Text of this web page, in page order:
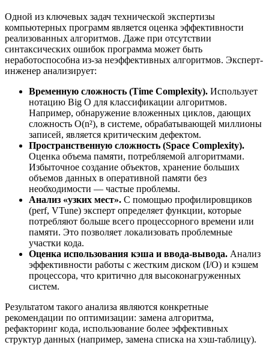
Одной из ключевых задач технической экспертизы
компьютерных программ является оценка эффективности
реализованных алгоритмов. Даже при отсутствии
синтаксических ошибок программа может быть
неработоспособна из-за неэффективных алгоритмов. Эксперт-
инженер анализирует:
Временную сложность (Time Complexity). Использует
нотацию Big O для классификации алгоритмов.
Например, обнаружение вложенных циклов, дающих
сложность O(n²), в системе, обрабатывающей миллионы
записей, является критическим дефектом.
Пространственную сложность (Space Complexity).
Оценка объема памяти, потребляемой алгоритмами.
Избыточное создание объектов, хранение больших
объемов данных в оперативной памяти без
необходимости — частые проблемы.
Анализ «узких мест». С помощью профилировщиков
(perf, VTune) эксперт определяет функции, которые
потребляют больше всего процессорного времени или
памяти. Это позволяет локализовать проблемные
участки кода.
Оценка использования кэша и ввода-вывода. Анализ
эффективности работы с жестким диском (I/O) и кэшем
процессора, что критично для высоконагруженных
систем.
Результатом такого анализа являются конкретные
рекомендации по оптимизации: замена алгоритма,
рефакторинг кода, использование более эффективных
структур данных (например, замена списка на хэш-таблицу).